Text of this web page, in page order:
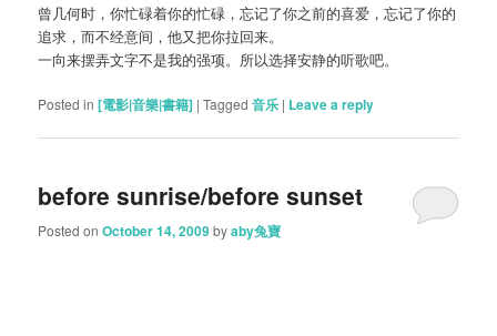
曾几何时，你忙碌着你的忙碌，忘记了你之前的喜爱，忘记了你的
追求，而不经意间，他又把你拉回来。
一向来摆弄文字不是我的强项。所以选择安静的听歌吧。
Posted in [電影|音樂|書籍] |Tagged 音乐 | Leave a reply
before sunrise/before sunset
Posted onOctober 14, 2009byaby兔寶